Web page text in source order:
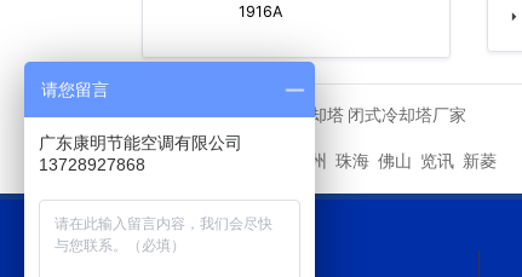
1916A
友情链接 马利冷却塔 闭式冷却塔厂家
广州 珠海 佛山 览讯 新菱
请您留言
广东康明节能空调有限公司
13728927868